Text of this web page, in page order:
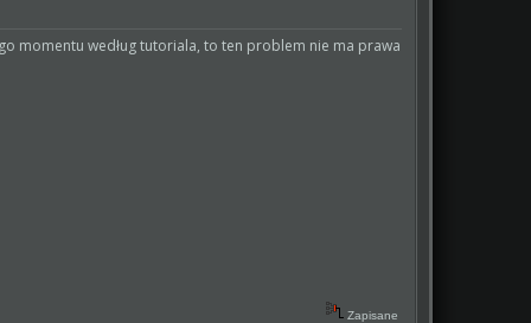
momentu według tutoriala, to ten problem nie ma prawa
Zapisane